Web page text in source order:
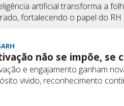
artificial transforma a
fortalecendo o papel do
não se impõe, se
e engajamento ganham
vivido, reconhecimento